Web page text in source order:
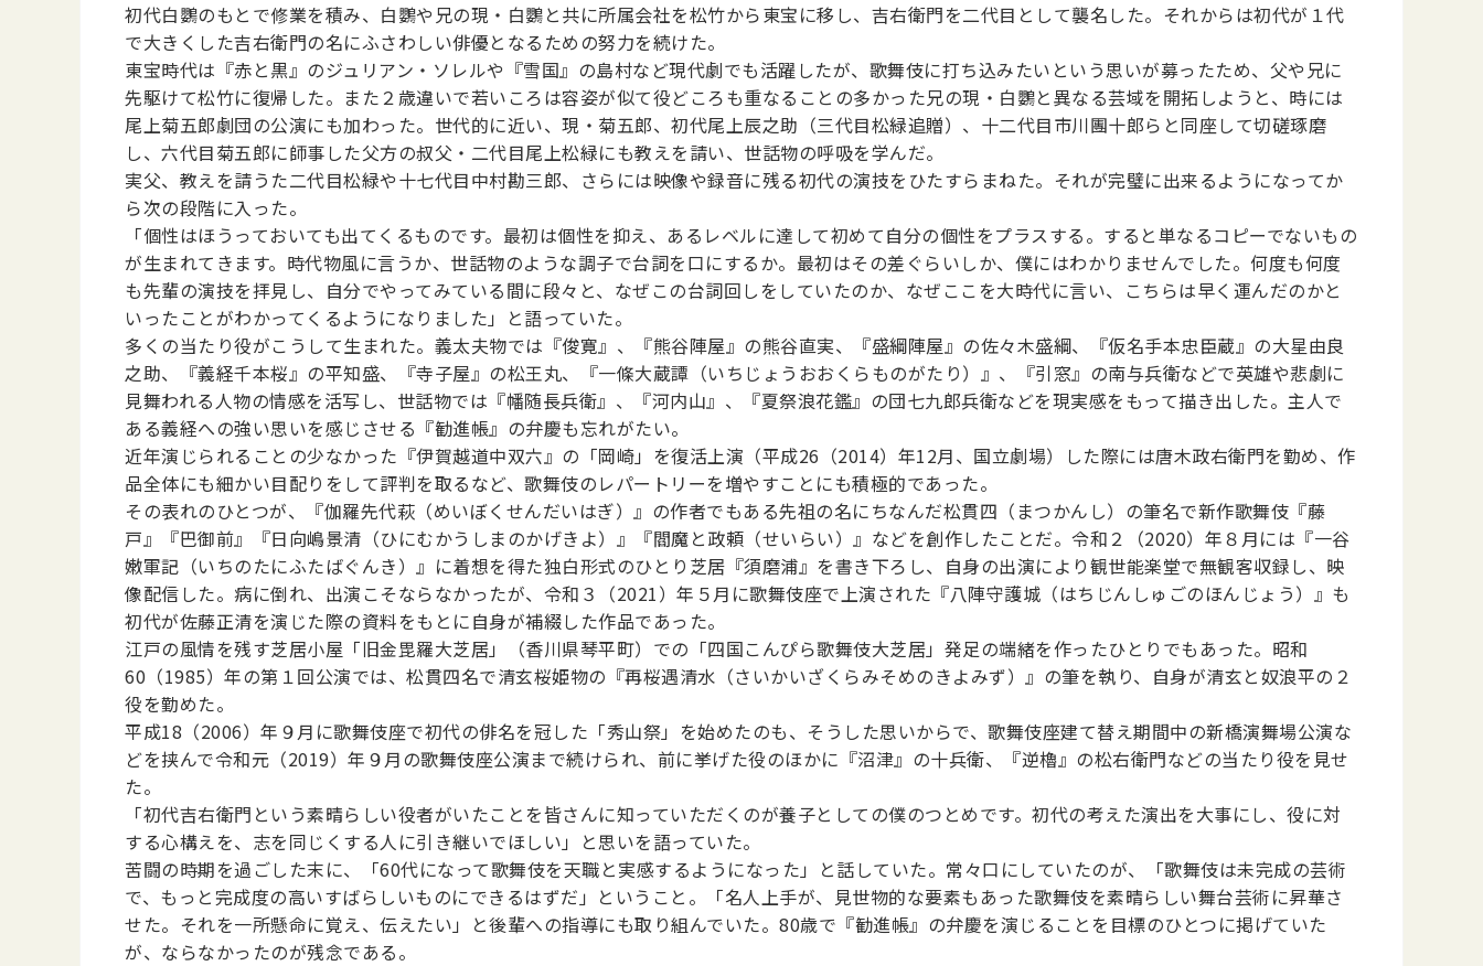
初代白鸚のもとで修業を積み、白鸚や兄の現・白鸚と共に所属会社を松竹から東宝に移し、吉右衛門を二代目として襲名した。それからは初代が１代
で大きくした吉右衛門の名にふさわしい俳優となるための努力を続けた。
東宝時代は『赤と黒』のジュリアン・ソレルや『雪国』の島村など現代劇でも活躍したが、歌舞伎に打ち込みたいという思いが募ったため、父や兄に
先駆けて松竹に復帰した。また２歳違いで若いころは容姿が似て役どころも重なることの多かった兄の現・白鸚と異なる芸域を開拓しようと、時には
尾上菊五郎劇団の公演にも加わった。世代的に近い、現・菊五郎、初代尾上辰之助（三代目松緑追贈）、十二代目市川團十郎らと同座して切磋琢磨
し、六代目菊五郎に師事した父方の叔父・二代目尾上松緑にも教えを請い、世話物の呼吸を学んだ。
実父、教えを請うた二代目松緑や十七代目中村勘三郎、さらには映像や録音に残る初代の演技をひたすらまねた。それが完璧に出来るようになってか
ら次の段階に入った。
「個性はほうっておいても出てくるものです。最初は個性を抑え、あるレベルに達して初めて自分の個性をプラスする。すると単なるコピーでないもの
が生まれてきます。時代物風に言うか、世話物のような調子で台詞を口にするか。最初はその差ぐらいしか、僕にはわかりませんでした。何度も何度
も先輩の演技を拝見し、自分でやってみている間に段々と、なぜこの台詞回しをしていたのか、なぜここを大時代に言い、こちらは早く運んだのかと
いったことがわかってくるようになりました」と語っていた。
多くの当たり役がこうして生まれた。義太夫物では『俊寛』、『熊谷陣屋』の熊谷直実、『盛綱陣屋』の佐々木盛綱、『仮名手本忠臣蔵』の大星由良
之助、『義経千本桜』の平知盛、『寺子屋』の松王丸、『一條大蔵譚（いちじょうおおくらものがたり）』、『引窓』の南与兵衛などで英雄や悲劇に
見舞われる人物の情感を活写し、世話物では『幡随長兵衛』、『河内山』、『夏祭浪花鑑』の団七九郎兵衛などを現実感をもって描き出した。主人で
ある義経への強い思いを感じさせる『勧進帳』の弁慶も忘れがたい。
近年演じられることの少なかった『伊賀越道中双六』の「岡崎」を復活上演（平成26（2014）年12月、国立劇場）した際には唐木政右衛門を勤め、作
品全体にも細かい目配りをして評判を取るなど、歌舞伎のレパートリーを増やすことにも積極的であった。
その表れのひとつが、『伽羅先代萩（めいぼくせんだいはぎ）』の作者でもある先祖の名にちなんだ松貫四（まつかんし）の筆名で新作歌舞伎『藤
戸』『巴御前』『日向嶋景清（ひにむかうしまのかげきよ）』『閻魔と政頼（せいらい）』などを創作したことだ。令和２（2020）年８月には『一谷
嫩軍記（いちのたにふたばぐんき）』に着想を得た独白形式のひとり芝居『須磨浦』を書き下ろし、自身の出演により観世能楽堂で無観客収録し、映
像配信した。病に倒れ、出演こそならなかったが、令和３（2021）年５月に歌舞伎座で上演された『八陣守護城（はちじんしゅごのほんじょう）』も
初代が佐藤正清を演じた際の資料をもとに自身が補綴した作品であった。
江戸の風情を残す芝居小屋「旧金毘羅大芝居」（香川県琴平町）での「四国こんぴら歌舞伎大芝居」発足の端緒を作ったひとりでもあった。昭和
60（1985）年の第１回公演では、松貫四名で清玄桜姫物の『再桜遇清水（さいかいざくらみそめのきよみず）』の筆を執り、自身が清玄と奴浪平の２
役を勤めた。
平成18（2006）年９月に歌舞伎座で初代の俳名を冠した「秀山祭」を始めたのも、そうした思いからで、歌舞伎座建て替え期間中の新橋演舞場公演な
どを挟んで令和元（2019）年９月の歌舞伎座公演まで続けられ、前に挙げた役のほかに『沼津』の十兵衛、『逆櫓』の松右衛門などの当たり役を見せ
た。
「初代吉右衛門という素晴らしい役者がいたことを皆さんに知っていただくのが養子としての僕のつとめです。初代の考えた演出を大事にし、役に対
する心構えを、志を同じくする人に引き継いでほしい」と思いを語っていた。
苦闘の時期を過ごした末に、「60代になって歌舞伎を天職と実感するようになった」と話していた。常々口にしていたのが、「歌舞伎は未完成の芸術
で、もっと完成度の高いすばらしいものにできるはずだ」ということ。「名人上手が、見世物的な要素もあった歌舞伎を素晴らしい舞台芸術に昇華さ
せた。それを一所懸命に覚え、伝えたい」と後輩への指導にも取り組んでいた。80歳で『勧進帳』の弁慶を演じることを目標のひとつに掲げていた
が、ならなかったのが残念である。